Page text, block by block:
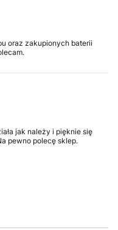
oraz zakupionych baterii
jak należy i pięknie się
pewno polecę sklep.